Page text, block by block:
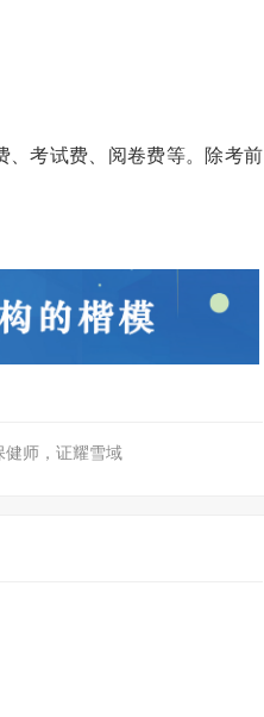
、考试费、阅卷费等。除考前
健师，证耀雪域